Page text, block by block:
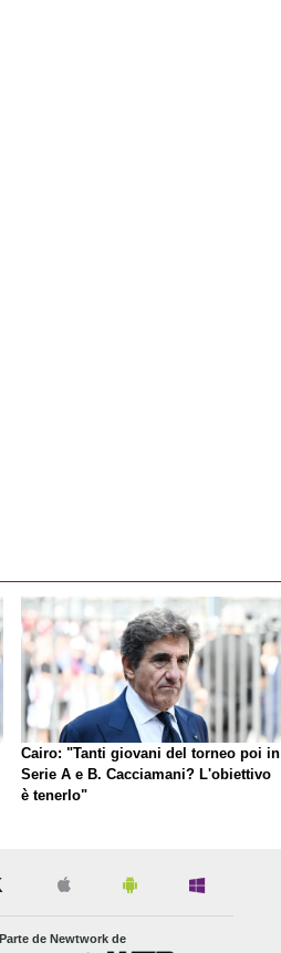
Cairo: "Tanti giovani del torneo poi in
Serie A e B. Cacciamani? L'obiettivo
è tenerlo"
Parte de Newtwork de